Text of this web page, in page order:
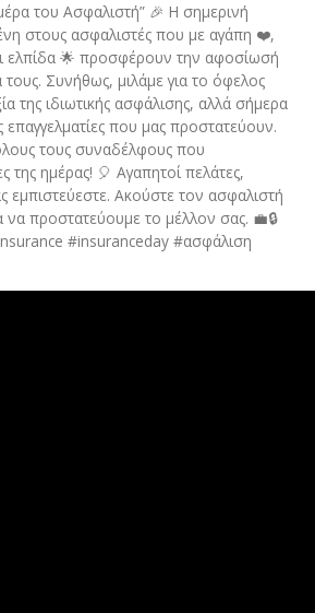
του Ασφαλιστή” 🎉 Η σημερινή
στους ασφαλιστές που με αγάπη ❤️,
ελπίδα 🌟 προσφέρουν την αφοσίωσή
τους. Συνήθως, μιλάμε για το όφελος
της ιδιωτικής ασφάλισης, αλλά σήμερα
επαγγελματίες που μας προστατεύουν.
τους συναδέλφους που
της ημέρας! 🎈 Αγαπητοί πελάτες,
εμπιστεύεστε. Ακούστε τον ασφαλιστή
να προστατεύουμε το μέλλον σας. 💼🔒
#insuranceday #ασφάλιση